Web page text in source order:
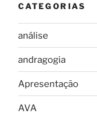
CATEGORIAS
análise
andragogia
Apresentação
AVA